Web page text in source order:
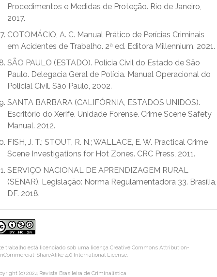
Procedimentos e Medidas de Proteção. Rio de Janeiro,
2017.
COTOMÁCIO, A. C. Manual Prático de Perícias Criminais
em Acidentes de Trabalho. 2ª ed. Editora Millennium, 2021.
SÃO PAULO (ESTADO). Polícia Civil do Estado de São
Paulo. Delegacia Geral de Polícia. Manual Operacional do
Policial Civil. São Paulo, 2002.
SANTA BARBARA (CALIFÓRNIA, ESTADOS UNIDOS).
Escritório do Xerife. Unidade Forense. Crime Scene Safety
Manual. 2012.
FISH, J. T.; STOUT, R. N.; WALLACE, E. W. Practical Crime
Scene Investigations for Hot Zones. CRC Press, 2011.
SERVIÇO NACIONAL DE APRENDIZAGEM RURAL
(SENAR). Legislação: Norma Regulamentadora 33. Brasília,
DF. 2018.
trabalho está licenciado sob uma licença Creative Commons Attribution-
ShareAlike 4.0 International License.
(c) 2024 Revista Brasileira de Criminalística